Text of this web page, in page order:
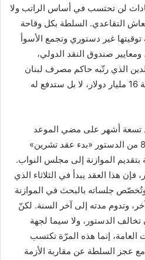
لن تحتسب في أساس الراتب ولا
التقاعدي. السلطة بكل وقاحة
غير دستوري وتجمع الأسوأ
صندوق النقد الدولي،
الذي رتّبه حاكم مصرف لبنان
رياض سلامة على الخزينة بقيمة 16 مليار دولار، لا بل ستدفع له
موازنة 2023، بعد تسعة أشهر على مضي الموعد
الدستوري.، إذ حدّدت المادة 83 من الدستور «بدء عقد تشرين»
بتقديم الموازنة إلى مجلس النواب.
من الدستور، فإن هذا العقد يبدأ في الثلاثاء الذي
وتُخصّص جلساته بالبحث في الموازنة
وتدوم مدته إلى آخر السنة. لكنّ
تخالف الدستور، ولا سيما لجهة
العامة، إنما هذه المرّة تكتسب
مع عجز السلطة عن مقاربة الأزمة